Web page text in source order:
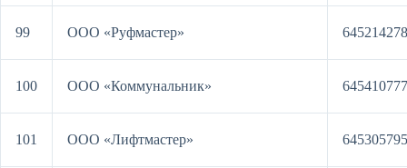
99 ООО «Руфмастер»
100 ООО «Коммунальник»
101 ООО «Лифтмастер»